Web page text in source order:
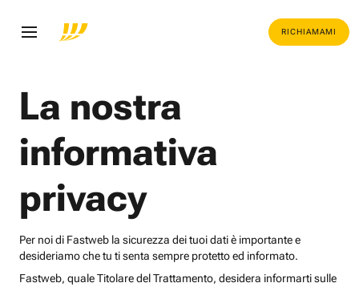
RICHIAMAMI
La nostra
informativa
privacy
Per noi di Fastweb la sicurezza dei tuoi dati è importante e
desideriamo che tu ti senta sempre protetto ed informato.
Fastweb, quale Titolare del Trattamento, desidera informarti sulle